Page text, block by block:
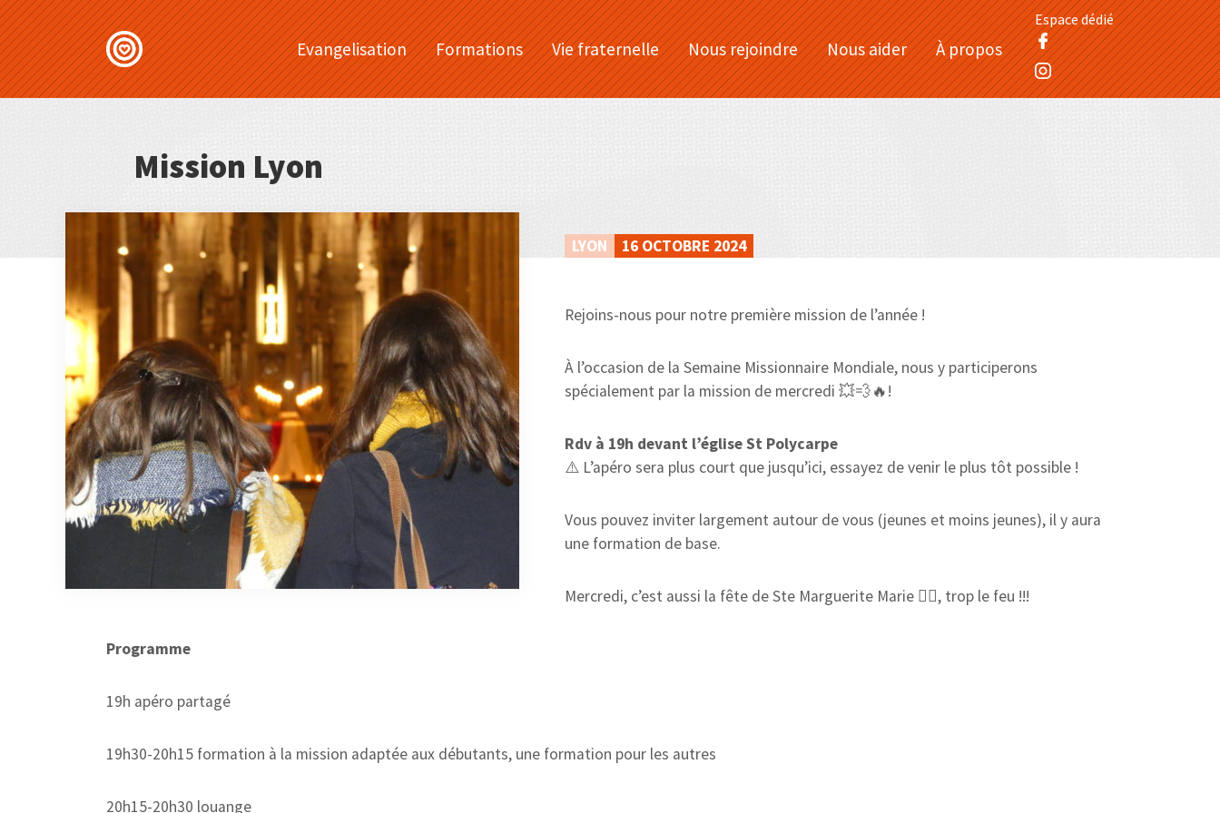
Evangelisation Formations Vie fraternelle Nous rejoindre Nous aider À propos
Espace dédié
Mission Lyon
LYON 16 OCTOBRE 2024
Rejoins-nous pour notre première mission de l’année !
À l’occasion de la Semaine Missionnaire Mondiale, nous y participerons
spécialement par la mission de mercredi 💥💨🔥!
Rdv à 19h devant l’église St Polycarpe
⚠️ L’apéro sera plus court que jusqu’ici, essayez de venir le plus tôt possible !
Vous pouvez inviter largement autour de vous (jeunes et moins jeunes), il y aura
une formation de base.
Mercredi, c’est aussi la fête de Ste Marguerite Marie ❤️‍🔥, trop le feu !!!
Programme
19h apéro partagé
19h30-20h15 formation à la mission adaptée aux débutants, une formation pour les autres
20h15-20h30 louange